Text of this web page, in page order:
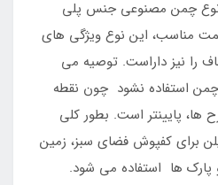
نوع چمن مصنوعی جنس پلی
مناسب، این نوع ویژگی های
را نیز داراست. توصیه می
چمن استفاده نشود چون نقطه
پایینتر است. بطور کلی
برای کفپوش فضای سبز، زمین
ها استفاده می شود.